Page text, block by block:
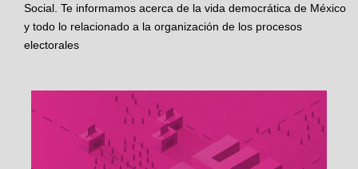
Social. Te informamos acerca de la vida democrática de México
y todo lo relacionado a la organización de los procesos
electorales